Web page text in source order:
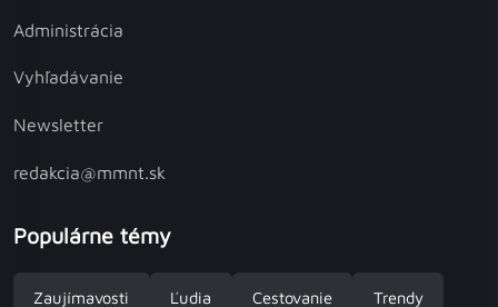
Administrácia
Vyhľadávanie
Newsletter
redakcia@mmnt.sk
Populárne témy
Zaujímavosti Ľudia Cestovanie Trendy